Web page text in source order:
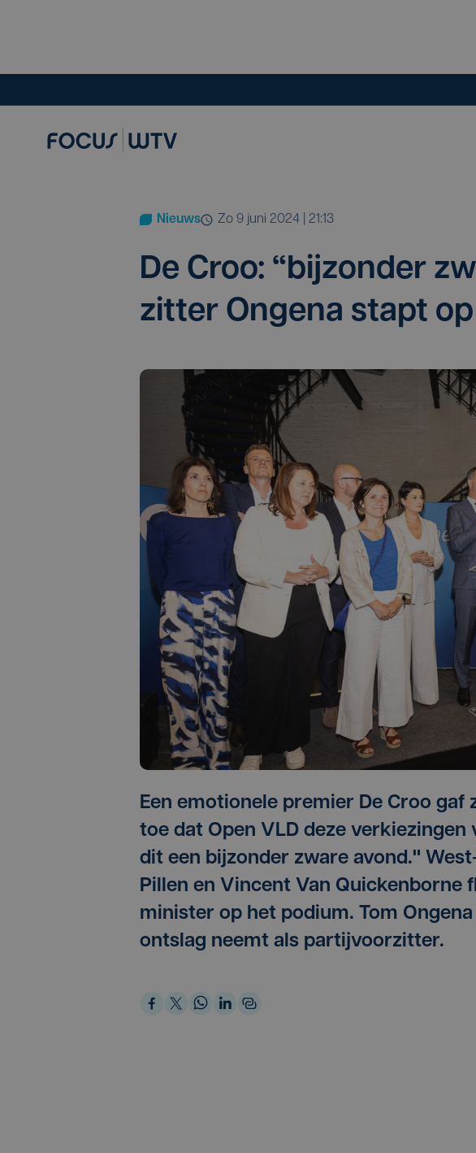
Nieuws zo 9 juni 2024 | 21:13
De Croo: “bij­zon­der
zit­ter Onge­na stapt op
Een emotionele premier De Croo gaf
toe dat Open VLD deze
dit een bijzonder zware avond."
Pillen en Vincent Van Quickenborne
minister op het podium. Tom
ontslag neemt als partijvoorzitter.